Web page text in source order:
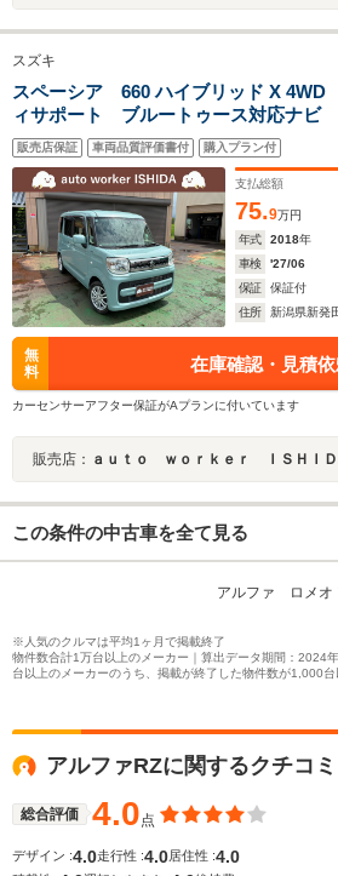
スズキ
スペーシア 660 ハイブリッド X
ィサポート ブルートゥース対応ナ
スマートキー 両側電動スライドドア
販売店保証 車両品質評価書付 購入プラン付
支払総額
75.9万円
年式
2018年
車検
'27/06
保証
保証付
住所
新潟県新発
無
料
在庫確認・見積
カーセンサーアフター保証がAプランに付いています
販売店： ａｕｔｏ ｗｏｒｋｅｒ ＩＳＨＩＤ
この条件の中古車を全て見る
アルファ ロメオ
※人気のクルマは平均1ヶ月で掲載終了
物件数合計1万台以上のメーカー｜算出データ期間：2024
台以上のメーカーのうち、掲載が終了した物件数が1,000台
アルファRZに関するクチコ
総合評価 4.0点
デザイン :4.0走行性 :4.0 居住性 :4.0